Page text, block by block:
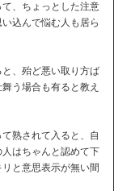
、ちょっとした注意
込んで悩む人も居ら
、殆ど悪い取り方ば
う場合も有ると教え
熟されて入ると、自
はちゃんと認めて下
と意思表示が無い間